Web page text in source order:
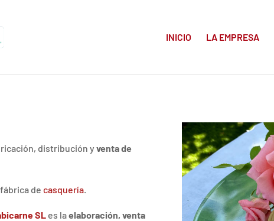
INICIO LA EMPRESA
distribución y venta de
de casquería
SL es laelaboración, venta